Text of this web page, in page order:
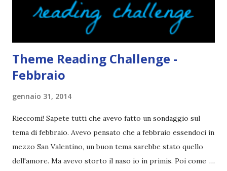
dei libri sono dei grandi lettori, fatto sta che io non ho mai
trovato una scena in ...
Theme Reading Challenge -
Febbraio
gennaio 31, 2014
Rieccomi! Sapete tutti che avevo fatto un sondaggio sul
tema di febbraio. Avevo pensato che a febbraio essendoci in
mezzo San Valentino, un buon tema sarebbe stato quello
dell'amore. Ma avevo storto il naso io in primis. Poi come